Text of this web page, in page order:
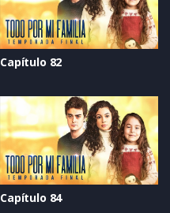
Capítulo 82
Capítulo 84